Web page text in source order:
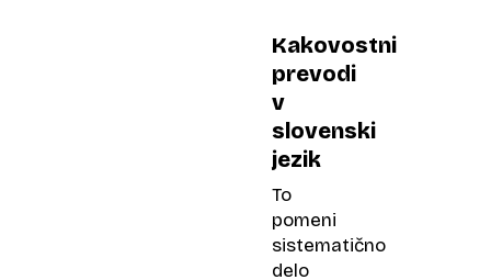
Kakovostni
prevodi
v
slovenski
jezik
To
pomeni
sistematično
delo